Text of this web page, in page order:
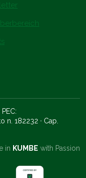
n. 182232 · Cap.
in KUMBE with Passion